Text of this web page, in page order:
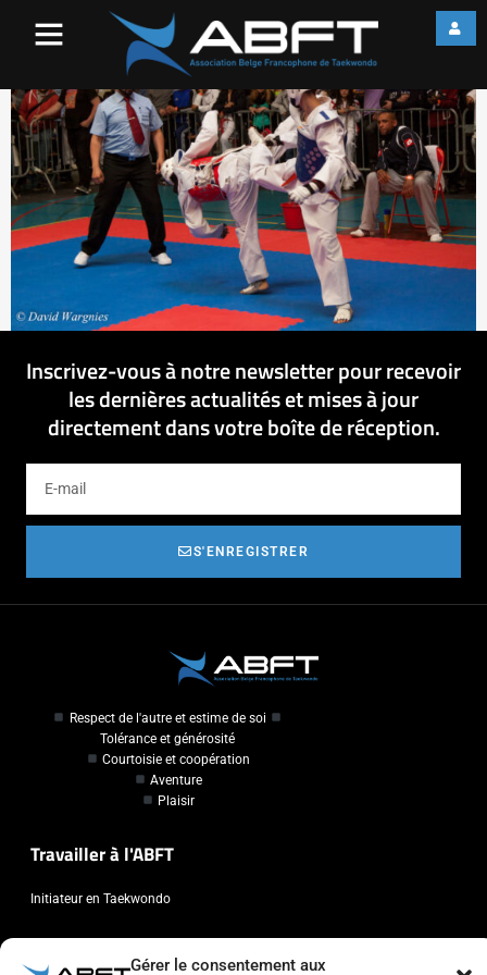
Gérer le consentement aux
Inscrivez-vous à notre newsletter pour recevoir
les dernières actualités et mises à jour
directement dans votre boîte de réception.
S'ENREGISTRER
Respect de l'autre et estime de soi
Tolérance et générosité
Courtoisie et coopération
Aventure
Plaisir
Travailler à l'ABFT
Initiateur en Taekwondo